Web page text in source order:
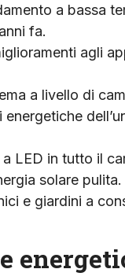
a bassa
fa.
agli
a livello di
LED in tutto il
solare pulita.
e giardini a